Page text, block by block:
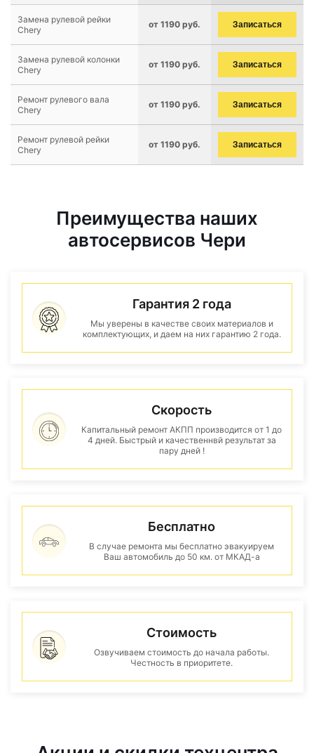
Замена рулевой рейки
Chery
от 1190 руб. Записаться
Замена рулевой колонки
Chery
от 1190 руб. Записаться
Ремонт рулевого вала
Chery
от 1190 руб. Записаться
Ремонт рулевой рейки
Chery
от 1190 руб. Записаться
Преимущества наших
автосервисов Чери
Гарантия 2 года
Мы уверены в качестве своих материалов и
комплектующих, и даем на них гарантию 2 года.
Скорость
Капитальный ремонт АКПП производится от 1 до
4 дней. Быстрый и качественнвй результат за
пару дней !
Бесплатно
В случае ремонта мы бесплатно эвакуируем
Ваш автомобиль до 50 км. от МКАД-а
Стоимость
Озвучиваем стоимость до начала работы.
Честность в приоритете.